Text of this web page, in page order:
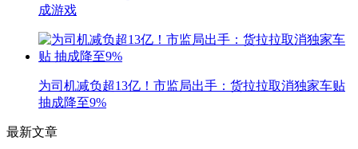
成游戏
为司机减负超13亿！市监局出手：货拉拉取消独家车贴
抽成降至9%
最新文章